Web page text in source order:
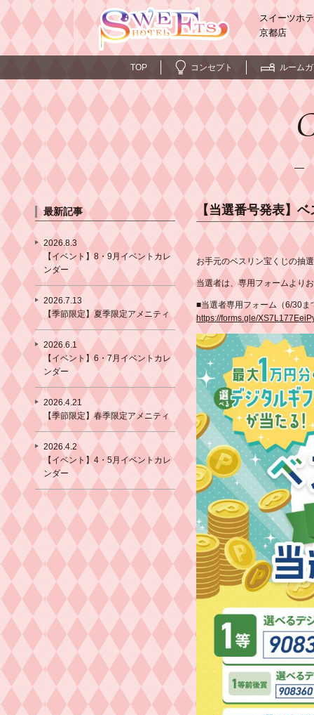
スイーツホ
京都店
TOP コンセプト ルーム
―
【当選番号発表】
お手元のベスリン宝くじの抽
当選者は、専用フォームより
■当選者専用フォーム（6/30ま
https://forms.gle/
最新記事
2026.8.3
【イベント】8・9月イベントカレ
ンダー
2026.7.13
【季節限定】夏季限定アメニティ
2026.6.1
【イベント】6・7月イベントカレ
ンダー
2026.4.21
【季節限定】春季限定アメニティ
2026.4.2
【イベント】4・5月イベントカレ
ンダー